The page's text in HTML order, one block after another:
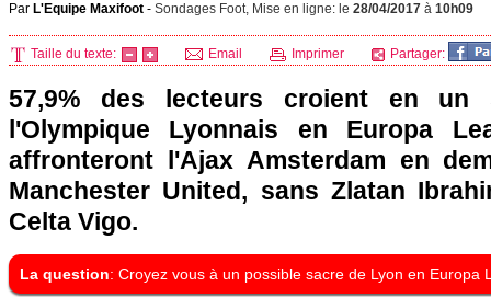
Par L'Equipe Maxifoot - Sondages Foot, Mise en ligne: le 28/04/2017 à 10h09
Taille du texte: Email Imprimer Partager:
57,9% des lecteurs croient en un
l'Olympique Lyonnais en Europa
affronteront l'Ajax Amsterdam en
Manchester United, sans Zlatan
Celta Vigo.
La question: Croyez vous à un possible sacre de Lyon en Europa